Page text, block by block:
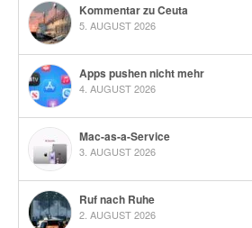
Kommentar zu Ceuta
5. AUGUST 2026
Apps pushen nicht mehr
4. AUGUST 2026
Mac-as-a-Service
3. AUGUST 2026
Ruf nach Ruhe
2. AUGUST 2026